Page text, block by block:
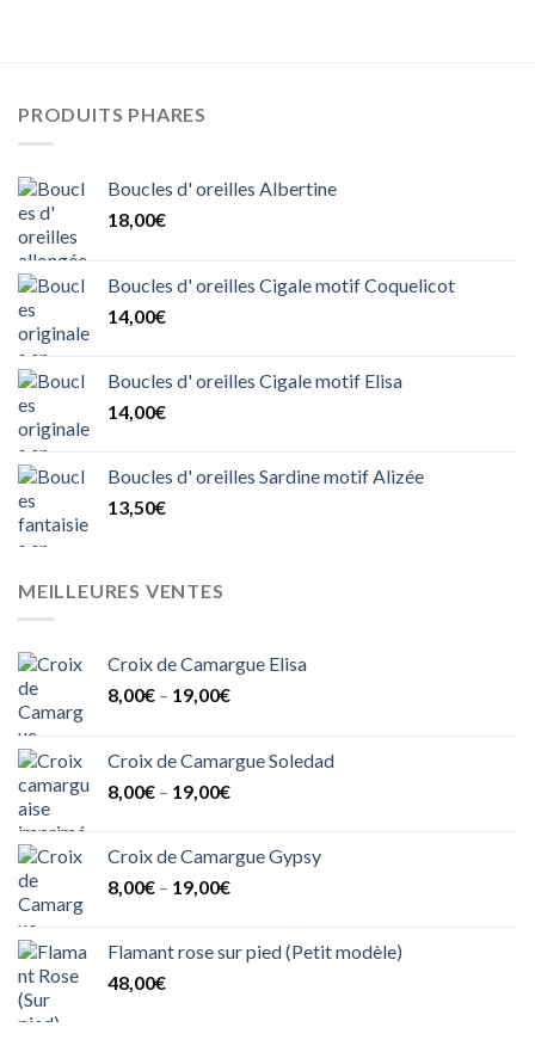
PRODUITS PHARES
Boucles d' oreilles Albertine
18,00€
Boucles d' oreilles Cigale motif Coquelicot
14,00€
Boucles d' oreilles Cigale motif Elisa
14,00€
Boucles d' oreilles Sardine motif Alizée
13,50€
MEILLEURES VENTES
Croix de Camargue Elisa
8,00€ – 19,00€
Croix de Camargue Soledad
8,00€ – 19,00€
Croix de Camargue Gypsy
8,00€ – 19,00€
Flamant rose sur pied (Petit modèle)
48,00€